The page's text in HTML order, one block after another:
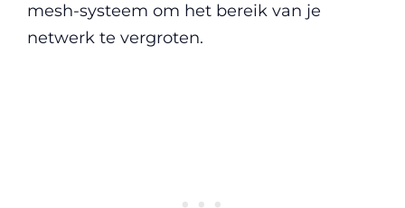
mesh-systeem om het bereik van je
netwerk te vergroten.